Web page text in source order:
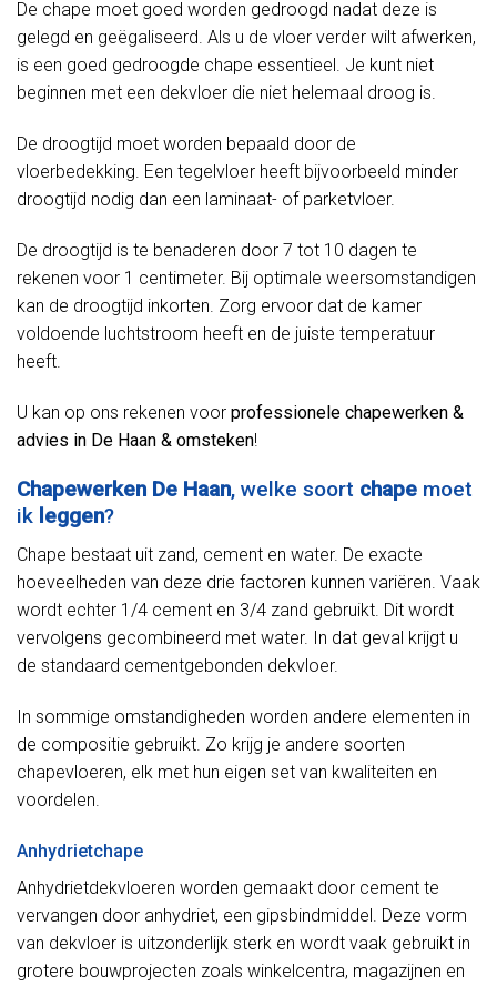
De chape moet goed worden gedroogd nadat deze is
gelegd en geëgaliseerd. Als u de vloer verder wilt afwerken,
is een goed gedroogde chape essentieel. Je kunt niet
beginnen met een dekvloer die niet helemaal droog is.
De droogtijd moet worden bepaald door de
vloerbedekking. Een tegelvloer heeft bijvoorbeeld minder
droogtijd nodig dan een laminaat- of parketvloer.
De droogtijd is te benaderen door 7 tot 10 dagen te
rekenen voor 1 centimeter. Bij optimale weersomstandigen
kan de droogtijd inkorten. Zorg ervoor dat de kamer
voldoende luchtstroom heeft en de juiste temperatuur
heeft.
U kan op ons rekenen voor professionele chapewerken &
advies in De Haan & omsteken!
Chapewerken De Haan, welke soort chape moet
ik leggen?
Chape bestaat uit zand, cement en water. De exacte
hoeveelheden van deze drie factoren kunnen variëren. Vaak
wordt echter 1/4 cement en 3/4 zand gebruikt. Dit wordt
vervolgens gecombineerd met water. In dat geval krijgt u
de standaard cementgebonden dekvloer.
In sommige omstandigheden worden andere elementen in
de compositie gebruikt. Zo krijg je andere soorten
chapevloeren, elk met hun eigen set van kwaliteiten en
voordelen.
Anhydrietchape
Anhydrietdekvloeren worden gemaakt door cement te
vervangen door anhydriet, een gipsbindmiddel. Deze vorm
van dekvloer is uitzonderlijk sterk en wordt vaak gebruikt in
grotere bouwprojecten zoals winkelcentra, magazijnen en